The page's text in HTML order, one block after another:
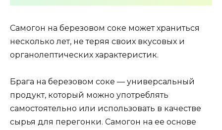
Самогон на березовом соке может храниться
несколько лет, не теряя своих вкусовых и
органолептических характеристик.
Брага на березовом соке — универсальный
продукт, который можно употреблять
самостоятельно или использовать в качестве
сырья для перегонки. Самогон на ее основе